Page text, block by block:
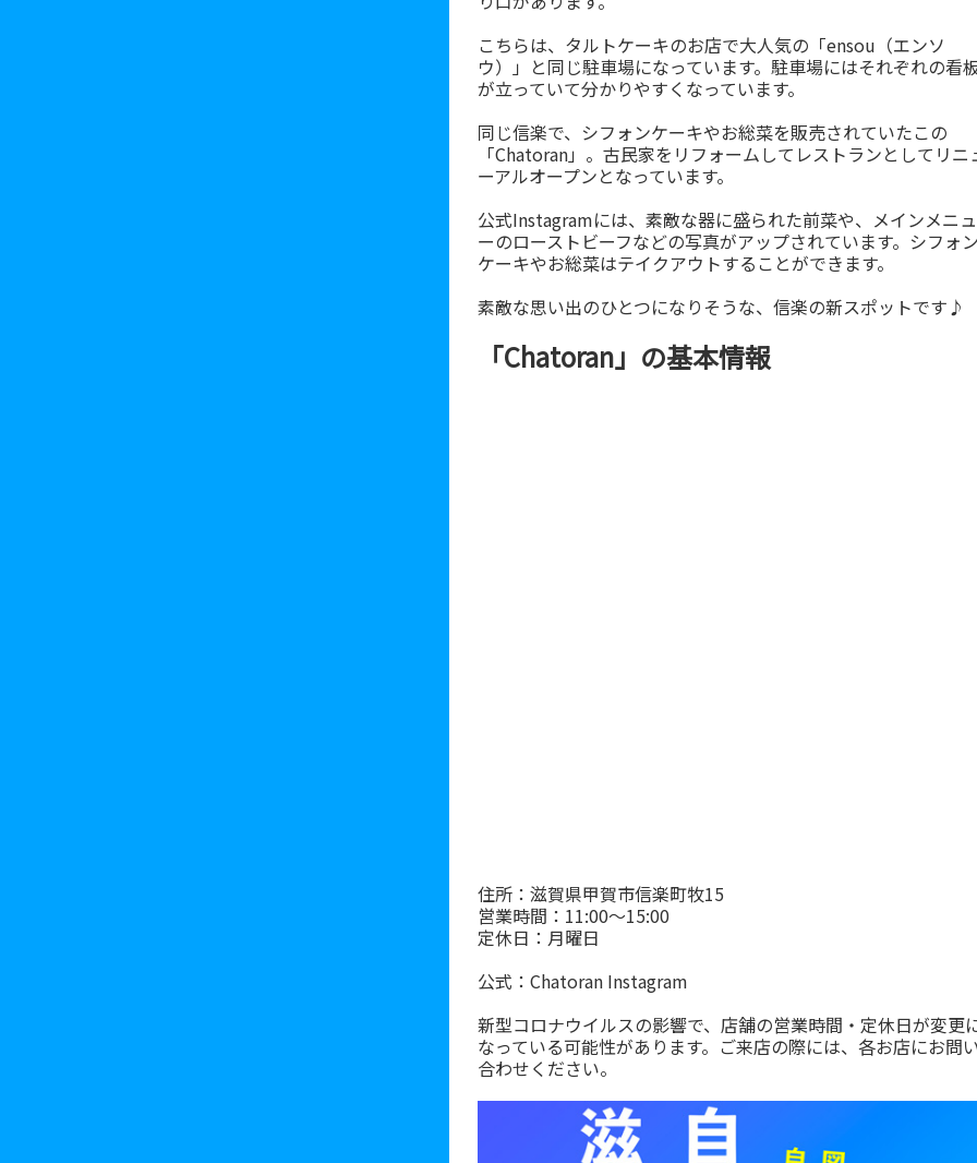
こちらは、タルトケーキのお店で大人気の「ensou（エンソ
ウ）」と同じ駐車場になっています。駐車場にはそれぞれの看
が立っていて分かりやすくなっています。
同じ信楽で、シフォンケーキやお総菜を販売されていたこの
「Chatoran」。古民家をリフォームしてレストランとしてリニ
ーアルオープンとなっています。
公式Instagramには、素敵な器に盛られた前菜や、メインメニュ
ーのローストビーフなどの写真がアップされています。シフォ
ケーキやお総菜はテイクアウトすることができます。
素敵な思い出のひとつになりそうな、信楽の新スポットです♪
「Chatoran」の基本情報
住所：滋賀県甲賀市信楽町牧15
営業時間：11:00～15:00
定休日：月曜日
公式： Chatoran Instagram
新型コロナウイルスの影響で、店舗の営業時間・定休日が変更
なっている可能性があります。ご来店の際には、各お店にお問
合わせください。